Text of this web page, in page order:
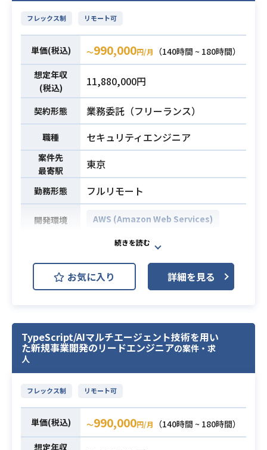
主にVisualStudio上でC++言語を使用
しての業務となります。
ゲームを面白くしていくためのアイ
ディア出しや提案も重要な業務とな
ります。
現場では日本語を使いますが、日本
語での会話に支障がなければ国籍も
問いません
必須スキル
・コンシューマーゲーム内のプレイ
ヤーや敵、ギミックなどいずれかの
実装経験
・C++言語でのゲーム開発経験2年以
・ゲーム内のプレイヤーや敵の制御
周りの経験又はレンダリングシステ
フレックス制 リモート可
単価(税込) 〜990,000円/月
（140時間 ~ 180時間）
想定年収
(税込)
11,880,000円
契約形態 業務委託（フリーランス）
職種 セキュリティエンジニア
案件先
最寄駅
東京
勤務形態 フルリモート
開発環境 AWS (Amazon Web Services)
業務内容
プロダクトセキュリティの専任エン
ジニアとして、CTOやエンジニア陣
と連携しながら、
セキュリティ方針の策定やプロンプ
するAIプロダクト固有の
セキュリティ設計・実装支援、DevS
ecOpsの推進などを幅広く担ってい
下記の業務を担っていただく想定で
す。
・セキュリティ方針の策定および推
お気に入り 詳細を見る
TypeScript/AIマルチエージェント技術を用い
た新規事業開発のリードエンジニアの案件・求
人
フレックス制 リモート可
単価(税込) 〜990,000円/月
（140時間 ~ 180時間）
想定年収